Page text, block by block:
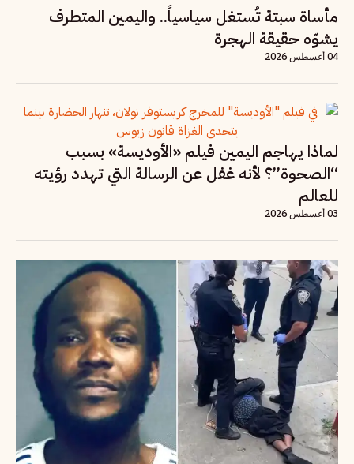
مأساة سبتة تُستغل سياسياً.. واليمين المتطرف
يشوّه حقيقة الهجرة
04 أغسطس 2026
لماذا يهاجم اليمين فيلم «الأوديسة» بسبب
“الصحوة”؟ لأنه غفل عن الرسالة التي تهدد رؤيته
للعالم
03 أغسطس 2026